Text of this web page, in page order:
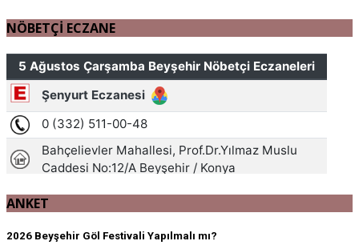
NÖBETÇİ ECZANE
ANKET
2026 Beyşehir Göl Festivali Yapılmalı mı?